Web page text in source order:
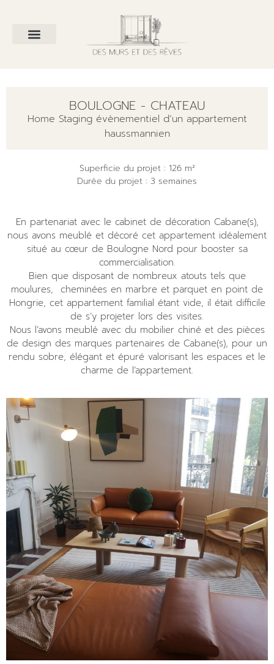
BOULOGNE - CHATEAU
Home Staging évènementiel d’un appartement
haussmannien
Superficie du projet : 126 m²
Durée du projet : 3 semaines
En partenariat avec le cabinet de décoration Cabane(s),
nous avons meublé et décoré cet appartement idéalement
situé au cœur de Boulogne Nord pour booster sa
commercialisation.
Bien que disposant de nombreux atouts tels que
moulures, cheminées en marbre et parquet en point de
Hongrie, cet appartement familial étant vide, il était difficile
de s’y projeter lors des visites.
Nous l’avons meublé avec du mobilier chiné et des pièces
de design des marques partenaires de Cabane(s), pour un
rendu sobre, élégant et épuré valorisant les espaces et le
charme de l’appartement.